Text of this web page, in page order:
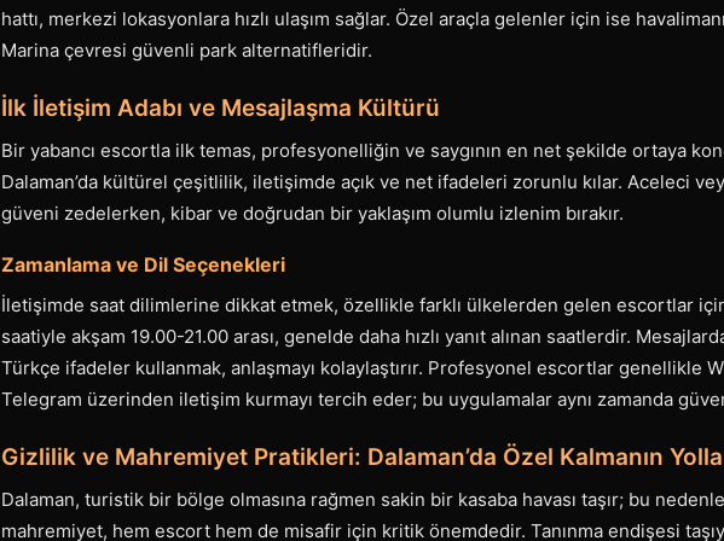
hattı, merkezi lokasyonlara hızlı ulaşım sağlar. Özel araçla gelenler için ise
Marina çevresi güvenli park alternatifleridir.
İlk İletişim Adabı ve Mesajlaşma Kültürü
Bir yabancı escortla ilk temas, profesyonelliğin ve saygının en net şekilde ortaya
Dalaman’da kültürel çeşitlilik, iletişimde açık ve net ifadeleri zorunlu kılar. Aceleci
güveni zedelerken, kibar ve doğrudan bir yaklaşım olumlu izlenim bırakır.
Zamanlama ve Dil Seçenekleri
İletişimde saat dilimlerine dikkat etmek, özellikle farklı ülkelerden gelen escortlar
saatiyle akşam 19.00-21.00 arası, genelde daha hızlı yanıt alınan saatlerdir.
Türkçe ifadeler kullanmak, anlaşmayı kolaylaştırır. Profesyonel escortlar genellikle
Telegram üzerinden iletişim kurmayı tercih eder; bu uygulamalar aynı zamanda
Gizlilik ve Mahremiyet Pratikleri: Dalaman’da Özel Kalmanın
Dalaman, turistik bir bölge olmasına rağmen sakin bir kasaba havası taşır; bu
mahremiyet, hem escort hem de misafir için kritik önemdedir. Tanınma endişesi